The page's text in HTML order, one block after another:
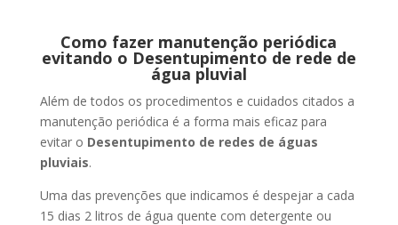
Como fazer manutenção periódica
evitando o Desentupimento de rede de
água pluvial
Além de todos os procedimentos e cuidados citados a
manutenção periódica é a forma mais eficaz para
evitar o Desentupimento de redes de águas
pluviais.
Uma das prevenções que indicamos é despejar a cada
15 dias 2 litros de água quente com detergente ou